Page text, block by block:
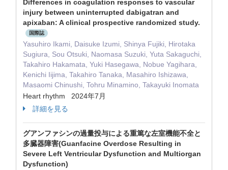
Differences in coagulation responses to vascular
injury between uninterrupted dabigatran and
apixaban: A clinical prospective randomized study.
国際誌
Yasuhiro Ikami, Daisuke Izumi, Shinya Fujiki, Hirotaka
Sugiura, Sou Otsuki, Naomasa Suzuki, Yuta Sakaguchi,
Takahiro Hakamata, Yuki Hasegawa, Nobue Yagihara,
Kenichi Iijima, Takahiro Tanaka, Masahiro Ishizawa,
Masaomi Chinushi, Tohru Minamino, Takayuki Inomata
Heart rhythm 2024年7月
詳細を見る
グアンファシンの過量投与による重篤な左室機能不全と
多臓器障害(Guanfacine Overdose Resulting in
Severe Left Ventricular Dysfunction and Multiorgan
Dysfunction)